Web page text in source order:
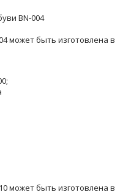
BN-004
может быть изготовлена в
может быть изготовлена в